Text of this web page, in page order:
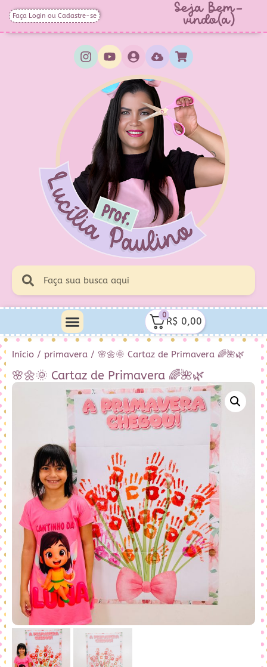
Faça Login ou Cadastre-se Seja Bem-
vindo(a)
0
R$ 0,00
Início / primavera / 🌸🌼🌞 Cartaz de Primavera 🌈🌺🌿
🌸🌼🌞 Cartaz de Primavera 🌈🌺🌿